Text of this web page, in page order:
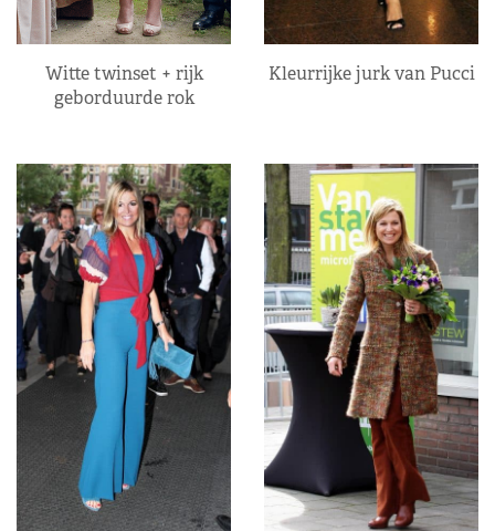
Witte twinset + rijk
geborduurde rok
Kleurrijke jurk van Pucci